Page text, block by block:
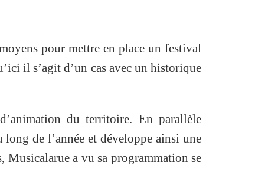
pour mettre en place un festival
il s’agit d’un cas avec un historique
du territoire. En parallèle
de l’année et développe ainsi une
a vu sa programmation se